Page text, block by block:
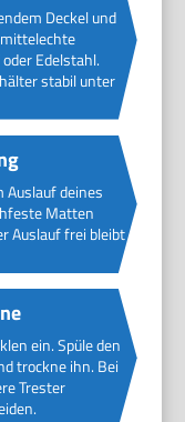
Deckel und
Edelstahl.
stabil unter
Auslauf deines
Matten
Auslauf frei bleibt
ein. Spüle den
trockne ihn. Bei
Trester